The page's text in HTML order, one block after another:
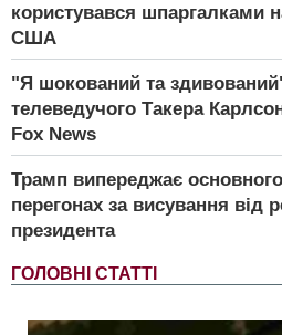
користувався шпаргалками
США
"Я шокований та
телеведучого Такера
Fox News
Трамп випереджає
перегонах за висування від
президента
ГОЛОВНІ СТАТТІ